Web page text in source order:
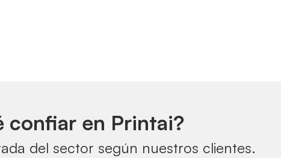
confiar en Printai?
del sector según nuestros clientes.